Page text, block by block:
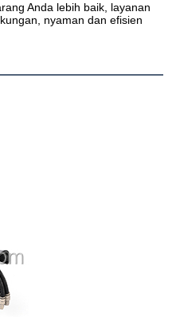
Anda lebih baik, layanan
nyaman dan efisien